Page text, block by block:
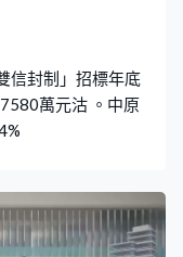
信封制」招標年底
7580萬元沽 。中原